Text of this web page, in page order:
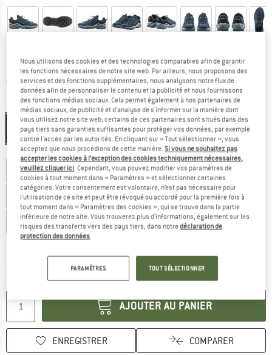
Prix:
184,95€ TVA incl.
Livraison gratuite(FR)France. Informations sur les frais de
Couleur:Navy / Marine Blue
Sélectionner taille:
EU40 EU41 EU41,5 EU42 EU42,5 EU43,5
EU44 EU44,5 EU45 EU46 EU46,5 EU47
EU48,5 EU49,5 EU51
Guide des tailles
Délai de livraison: 3-5 jours ouvrables
Le lien s'ouvre dans une boîte
AJOUTER AU PANIER
ENREGISTRER COMPARER
Nous utilisons des cookies et des technologies comparables afin de garantir
les fonctions nécessaires de notre site web. Par ailleurs, nous proposons des
services et des fonctions supplémentaires, nous analysons notre flux de
données afin de personnaliser le contenu et la publicité et nous fournissons
des fonctions médias sociaux. Cela permet également à nos partenaires de
médias sociaux, de publicité et d'analyse de s'informer sur la manière dont
vous utilisez notre site web; certains de ces partenaires sont situés dans des
pays tiers sans garanties suffisantes pour protéger vos données, par exemple
contre l'accès par les autorités. En cliquant sur « Tout sélectionner », vous
acceptez que nous procédions de cette manière.Si vous ne souhaitez pas
accepter les cookies à l’exception des cookies techniquement nécessaires,
veuillez cliquer ici. Cependant, vous pouvez modifier vos paramètres de
cookies à tout moment dans « Paramètres » et sélectionner certaines
catégories. Votre consentement est volontaire, n’est pas nécessaire pour
l’utilisation de ce site et peut être révoqué ou accordé pour la première fois à
tout moment dans « Paramètres des cookies », qui se trouve dans la partie
inférieure de notre site. Vous trouverez plus d'informations, également sur les
risques des transferts vers des pays tiers, dans notredéclaration de
protection des données.
PARAMÈTRES TOUT SÉLECTIONNER